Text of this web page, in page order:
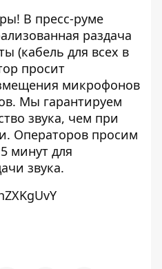
В пресс-руме
раздача
(кабель для всех в
просит
микрофонов
Мы гарантируем
звука, чем при
Операторов просим
минут для
звука.